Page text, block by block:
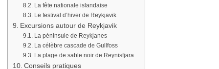
La fête nationale islandaise
Le festival d’hiver de Reykjavik
Excursions autour de Reykjavik
La péninsule de Reykjanes
La célèbre cascade de Gullfoss
La plage de sable noir de Reynisfjara
Conseils pratiques